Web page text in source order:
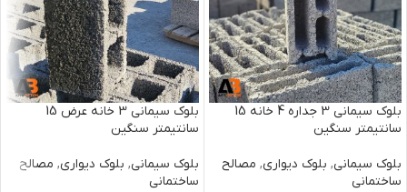
بلوک سیمانی 3 جداره 4 خانه 15
سانتیمتر سنگین
بلوک سیمانی, بلوک دیواری, مصالح
ساختمانی
بلوک سیمانی 3 خانه عرض 15
سانتیمتر سنگین
بلوک سیمانی, بلوک دیواری, مصالح
ساختمانی